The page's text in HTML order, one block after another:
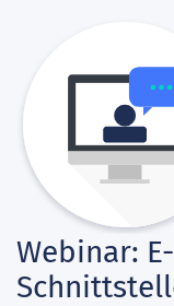
Webinar: